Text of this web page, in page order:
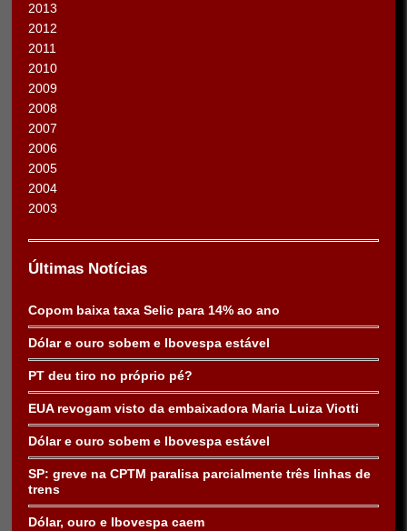
2013
2012
2011
2010
2009
2008
2007
2006
2005
2004
2003
Últimas Notícias
Copom baixa taxa Selic para 14% ao ano
Dólar e ouro sobem e Ibovespa estável
PT deu tiro no próprio pé?
EUA revogam visto da embaixadora Maria Luiza Viotti
Dólar e ouro sobem e Ibovespa estável
SP: greve na CPTM paralisa parcialmente três linhas de
trens
Dólar, ouro e Ibovespa caem